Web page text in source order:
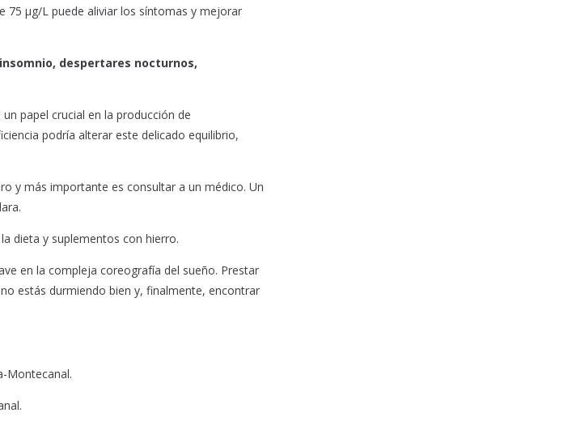
75 µg/L puede aliviar los síntomas y mejorar
insomnio, despertares nocturnos,
papel crucial en la producción de
podría alterar este delicado equilibrio,
y más importante es consultar a un médico. Un
dieta y suplementos con hierro.
en la compleja coreografía del sueño. Prestar
estás durmiendo bien y, finalmente, encontrar
Montecanal.